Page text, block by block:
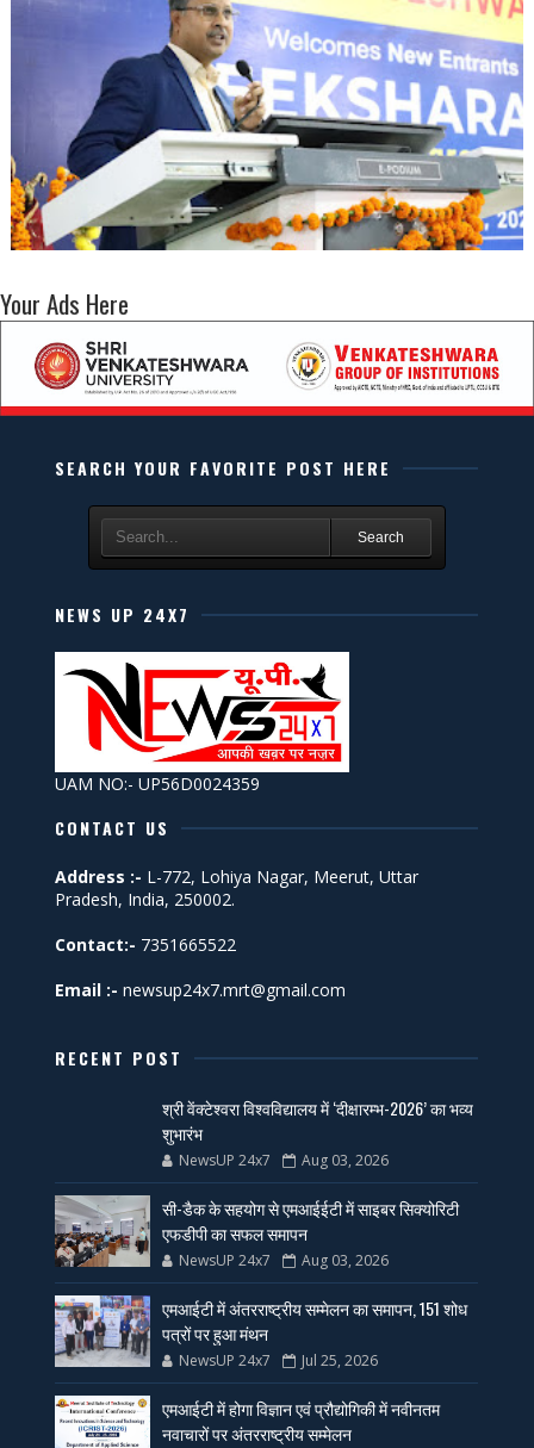
Your Ads Here
SEARCH YOUR FAVORITE POST HERE
Search
NEWS UP 24X7
UAM NO:- UP56D0024359
CONTACT US
Address :- L-772, Lohiya Nagar, Meerut, Uttar
Pradesh, India, 250002.
Contact:- 7351665522
Email :- newsup24x7.mrt@gmail.com
RECENT POST
श्री वेंक्टेश्वरा विश्वविद्यालय में ‘दीक्षारम्भ-2026’ का भव्य
शुभारंभ
NewsUP 24x7 Aug 03, 2026
सी-डैक के सहयोग से एमआईईटी में साइबर सिक्योरिटी
एफडीपी का सफल समापन
NewsUP 24x7 Aug 03, 2026
एमआईटी में अंतरराष्ट्रीय सम्मेलन का समापन, 151 शोध
पत्रों पर हुआ मंथन
NewsUP 24x7 Jul 25, 2026
एमआईटी में होगा विज्ञान एवं प्रौद्योगिकी में नवीनतम
नवाचारों पर अंतरराष्ट्रीय सम्मेलन